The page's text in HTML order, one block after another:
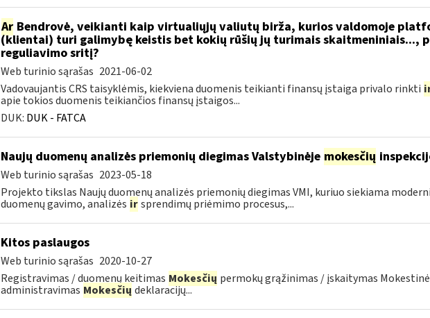
ArBendrovė, veikianti kaip virtualiųjų valiutų birža, kurios valdomoje
(klientai) turi galimybę keistis bet kokių rūšių jų turimais skaitmeniniais...,
reguliavimo sritį?
Web turinio sąrašas 2021-06-02
Vadovaujantis CRS taisyklėmis, kiekviena duomenis teikianti finansų įstaiga privalo rinkti
apie tokios duomenis teikiančios finansų įstaigos...
DUK: DUK - FATCA
Naujų duomenų analizės priemonių diegimas Valstybinėje mokesčių
Web turinio sąrašas 2023-05-18
Projekto tikslas Naujų duomenų analizės priemonių diegimas VMI, kuriuo siekiama
duomenų gavimo, analizės ir sprendimų priėmimo procesus,...
Kitos paslaugos
Web turinio sąrašas 2020-10-27
Registravimas / duomenų keitimas Mokesčių permokų grąžinimas / įskaitymas
administravimas Mokesčių deklaracijų...